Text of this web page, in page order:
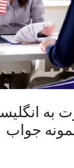
به
جواب